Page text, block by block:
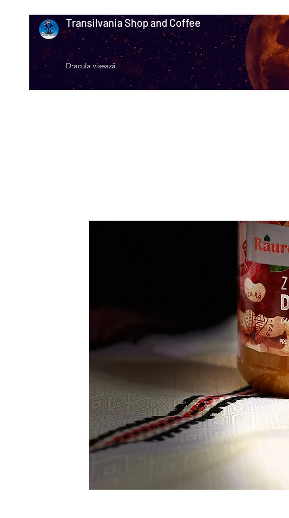
Transilvania Shop and Coffee
Dracula visează